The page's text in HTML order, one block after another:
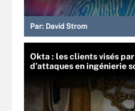
Par: David Strom
Okta : les clients visés
d’attaques en ingénierie